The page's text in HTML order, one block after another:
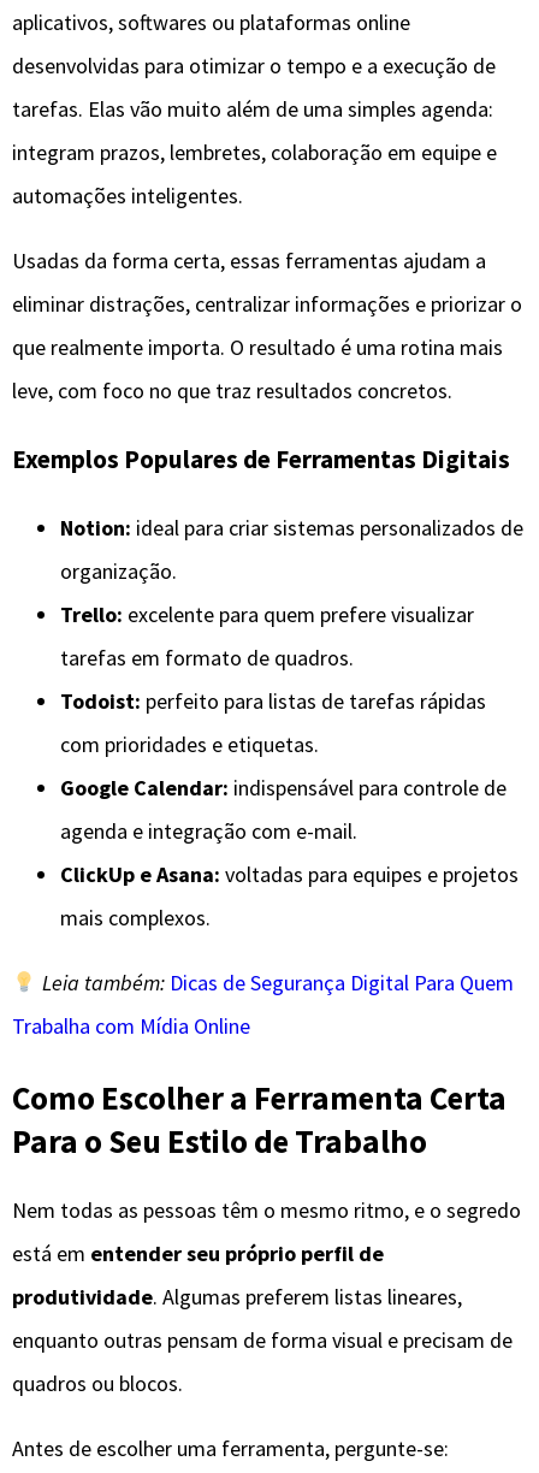
aplicativos, softwares ou plataformas online
desenvolvidas para otimizar o tempo e a execução de
tarefas. Elas vão muito além de uma simples agenda:
integram prazos, lembretes, colaboração em equipe e
automações inteligentes.
Usadas da forma certa, essas ferramentas ajudam a
eliminar distrações, centralizar informações e priorizar o
que realmente importa. O resultado é uma rotina mais
leve, com foco no que traz resultados concretos.
Exemplos Populares de Ferramentas Digitais
Notion: ideal para criar sistemas personalizados de
organização.
Trello: excelente para quem prefere visualizar
tarefas em formato de quadros.
Todoist: perfeito para listas de tarefas rápidas
com prioridades e etiquetas.
Google Calendar: indispensável para controle de
agenda e integração com e-mail.
ClickUp e Asana: voltadas para equipes e projetos
mais complexos.
Leia também: Dicas de Segurança Digital Para Quem
Trabalha com Mídia Online
Como Escolher a Ferramenta Certa
Para o Seu Estilo de Trabalho
Nem todas as pessoas têm o mesmo ritmo, e o segredo
está em entender seu próprio perfil de
produtividade. Algumas preferem listas lineares,
enquanto outras pensam de forma visual e precisam de
quadros ou blocos.
Antes de escolher uma ferramenta, pergunte-se: